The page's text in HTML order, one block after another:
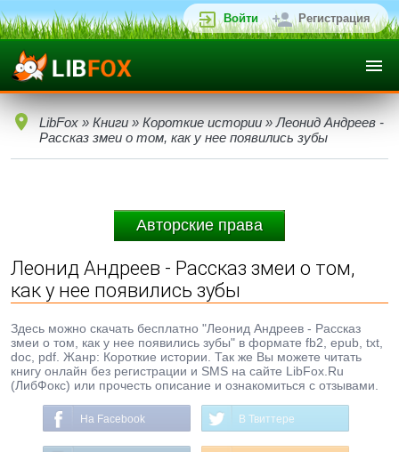
Войти Регистрация
LibFox » Книги » Короткие истории » Леонид Андреев -
Рассказ змеи о том, как у нее появились зубы
Авторские права
Леонид Андреев - Рассказ змеи о том,
как у нее появились зубы
Здесь можно скачать бесплатно "Леонид Андреев - Рассказ
змеи о том, как у нее появились зубы" в формате fb2, epub, txt,
doc, pdf. Жанр: Короткие истории. Так же Вы можете читать
книгу онлайн без регистрации и SMS на сайте LibFox.Ru
(ЛибФокс) или прочесть описание и ознакомиться с отзывами.
На Facebook В Твиттере